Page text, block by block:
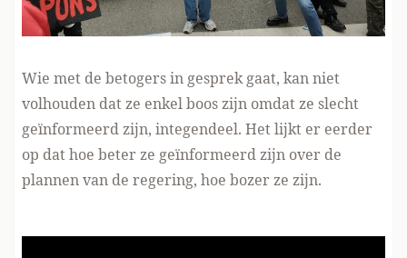
Wie met de betogers in gesprek gaat, kan niet
volhouden dat ze enkel boos zijn omdat ze slecht
geïnformeerd zijn, integendeel. Het lijkt er eerder
op dat hoe beter ze geïnformeerd zijn over de
plannen van de regering, hoe bozer ze zijn.